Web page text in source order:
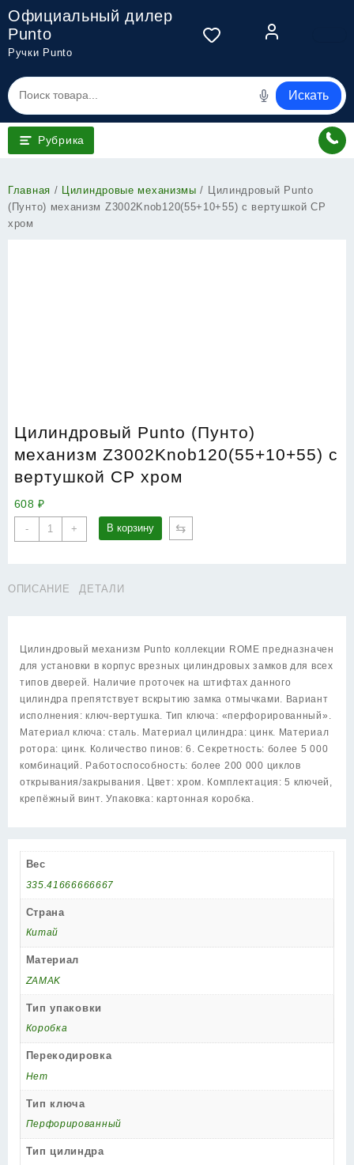
Перейти
содержимому
Официальный дилер
Punto
Ручки Punto
Искать
Рубрика
Главная / Цилиндровые механизмы / Цилиндровый Punto
(Пунто) механизм Z3002Knob120(55+10+55) с вертушкой CP
хром
Цилиндровый Punto (Пунто)
механизм Z3002Knob120(55+10+55) с
вертушкой CP хром
608₽
-
Количество
товара
(Пунто)
вертушкой
CP
хром
+ В корзину ⇆
ОПИСАНИЕ ДЕТАЛИ
Цилиндровый механизм Punto коллекции ROME предназначен
для установки в корпус врезных цилиндровых замков для всех
типов дверей. Наличие проточек на штифтах данного
цилиндра препятствует вскрытию замка отмычками. Вариант
исполнения: ключ-вертушка. Тип ключа: «перфорированный».
Материал ключа: сталь. Материал цилиндра: цинк. Материал
ротора: цинк. Количество пинов: 6. Секретность: более 5 000
комбинаций. Работоспособность: более 200 000 циклов
открывания/закрывания. Цвет: хром. Комплектация: 5 ключей,
крепёжный винт. Упаковка: картонная коробка.
Вес
335.41666666667
Страна
Китай
Материал
ZAMAK
Тип упаковки
Коробка
Перекодировка
Нет
Тип ключа
Перфорированный
Тип цилиндра